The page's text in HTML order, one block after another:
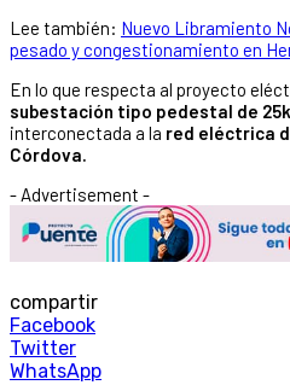
Lee también: Nuevo Libramiento
pesado y congestionamiento en
En lo que respecta al proyecto
subestación tipo pedestal de
interconectada a la red eléctrica
Córdova.
- Advertisement -
compartir
Facebook
Twitter
WhatsApp